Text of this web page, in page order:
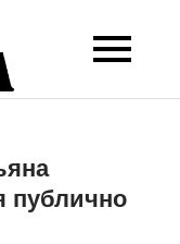
Open-UA
NET
Це ваше надійне
експертних думок
публично